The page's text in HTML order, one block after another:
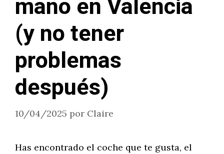
mano en Valencia
(y no tener
problemas
después)
10/04/2025 por Claire
Has encontrado el coche que te gusta, el